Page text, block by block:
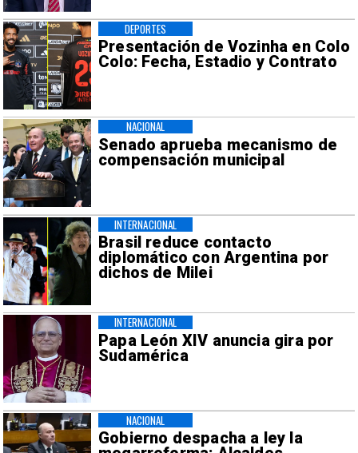
Presentación de Vozinha en Colo
Colo: Fecha, Estadio y Contrato
DEPORTES
Senado aprueba mecanismo de
compensación municipal
NACIONAL
Brasil reduce contacto
diplomático con Argentina por
dichos de Milei
INTERNACIONAL
Papa León XIV anuncia gira por
Sudamérica
INTERNACIONAL
Gobierno despacha a ley la
NACIONAL